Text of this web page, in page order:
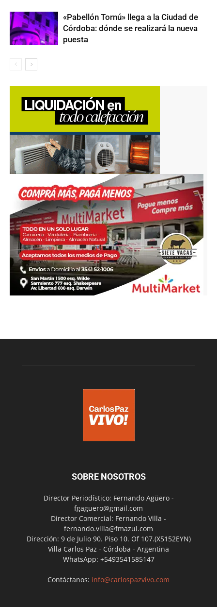
«Pabellón Tornú» llega a la Ciudad de
Córdoba: dónde se realizará la nueva
puesta
SOBRE NOSOTROS
Director Periodístico: Fernando Agüero -
fgaguero@gmail.com
Director Comercial: Fernando Villa -
fernando.villa@fmazul.com
Dirección: 9 de Julio 90. Piso 10. Of 107.(X5152EYN)
Villa Carlos Paz - Córdoba - Argentina
WhatsApp: +5493541585147
Contáctanos: info@carlospazvivo.com